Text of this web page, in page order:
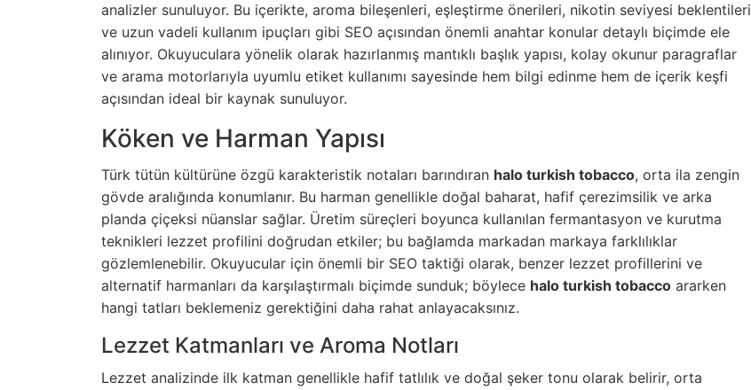
analizler sunuluyor. Bu içerikte, aroma bileşenleri, eşleştirme önerileri, nikotin seviyesi beklentileri
ve uzun vadeli kullanım ipuçları gibi SEO açısından önemli anahtar konular detaylı biçimde ele
alınıyor. Okuyuculara yönelik olarak hazırlanmış mantıklı başlık yapısı, kolay okunur paragraflar
ve arama motorlarıyla uyumlu etiket kullanımı sayesinde hem bilgi edinme hem de içerik keşfi
açısından ideal bir kaynak sunuluyor.
Köken ve Harman Yapısı
Türk tütün kültürüne özgü karakteristik notaları barındıran halo turkish tobacco, orta ila zengin
gövde aralığında konumlanır. Bu harman genellikle doğal baharat, hafif çerezimsilik ve arka
planda çiçeksi nüanslar sağlar. Üretim süreçleri boyunca kullanılan fermantasyon ve kurutma
teknikleri lezzet profilini doğrudan etkiler; bu bağlamda markadan markaya farklılıklar
gözlemlenebilir. Okuyucular için önemli bir SEO taktiği olarak, benzer lezzet profillerini ve
alternatif harmanları da karşılaştırmalı biçimde sunduk; böylece halo turkish tobacco ararken
hangi tatları beklemeniz gerektiğini daha rahat anlayacaksınız.
Lezzet Katmanları ve Aroma Notları
Lezzet analizinde ilk katman genellikle hafif tatlılık ve doğal şeker tonu olarak belirir, orta